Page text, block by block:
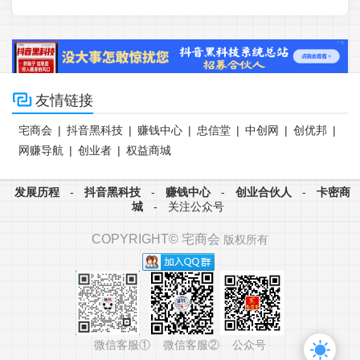
 友情链接
宅商会 | 抖音黑科技 | 赚钱中心 | 忠信堂 | 中创网 | 创优邦 |
网赚导航 | 创业者 | 权益商城
发展历程 - 抖音黑科技 - 赚钱中心 - 创业合伙人 -
卡密商
城
- 关注公众号
COPYRIGHT© 宅商会 版权所有
微信客服① 微信客服② 公众号